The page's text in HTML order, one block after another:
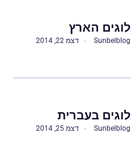
הארץ
Sunbelblog דצמ 22, 2014
בעברית
Sunbelblog דצמ 25, 2014